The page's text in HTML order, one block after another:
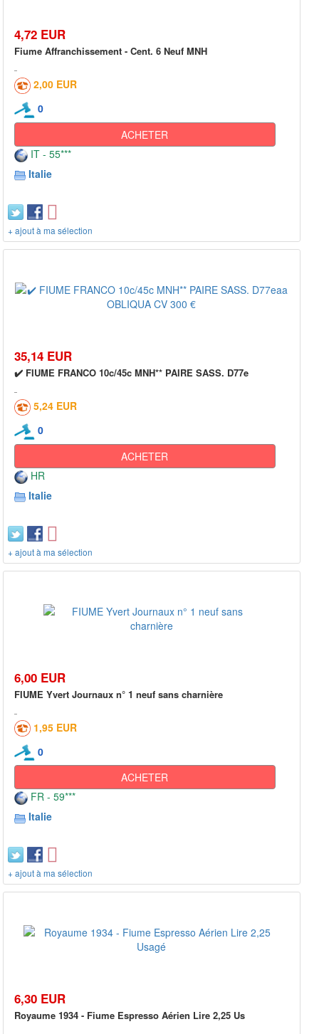
4,72 EUR
Fiume Affranchissement - Cent. 6 Neuf MNH
2,00 EUR
0
ACHETER
IT - 55***
Italie
+ ajout à ma sélection
35,14 EUR
✔️ FIUME FRANCO 10c/45c MNH** PAIRE SASS. D77e
5,24 EUR
0
ACHETER
HR
Italie
+ ajout à ma sélection
6,00 EUR
FIUME Yvert Journaux n° 1 neuf sans charnière
1,95 EUR
0
ACHETER
FR - 59***
Italie
+ ajout à ma sélection
6,30 EUR
Royaume 1934 - Fiume Espresso Aérien Lire 2,25 Us